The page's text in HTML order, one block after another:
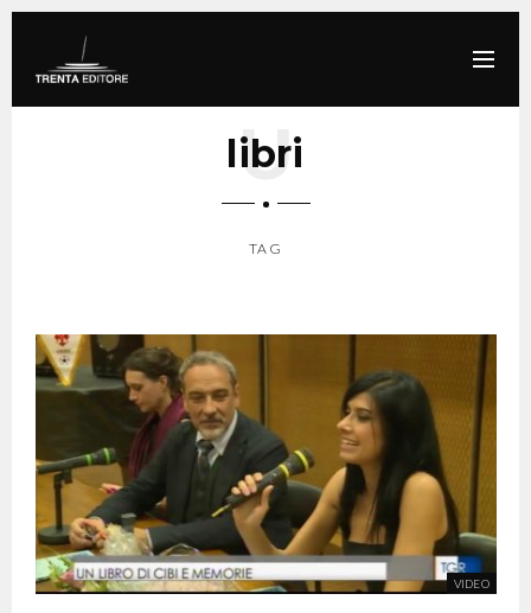
libri
TAG